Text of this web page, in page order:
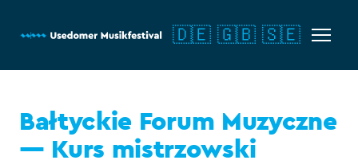
🇩🇪 🇬🇧 🇸🇪
Bałtyckie Forum Muzyczne
— Kurs mistrzowski